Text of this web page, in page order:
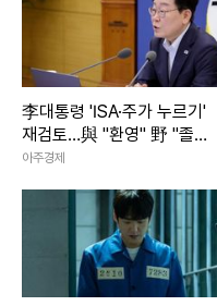
李대통령 'ISA·주가 누르기'
재검토…與 "환영" 野 "졸속
국정"
아주경제